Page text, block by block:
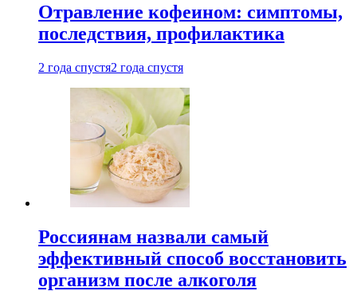
Отравление кофеином: симптомы,
последствия, профилактика
2 года спустя2 года спустя
Россиянам назвали самый
эффективный способ восстановить
организм после алкоголя